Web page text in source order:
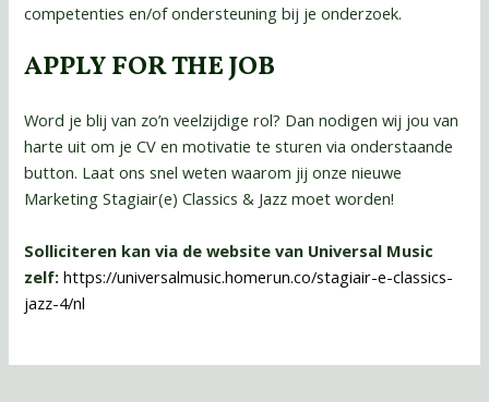
competenties en/of ondersteuning bij je onderzoek.
APPLY FOR THE JOB
Word je blij van zo’n veelzijdige rol? Dan nodigen wij jou van
harte uit om je CV en motivatie te sturen via onderstaande
button. Laat ons snel weten waarom jij onze nieuwe
Marketing Stagiair(e) Classics & Jazz moet worden!
Solliciteren kan via de website van Universal Music
zelf:https://universalmusic.homerun.co/stagiair-e-classics-
jazz-4/nl